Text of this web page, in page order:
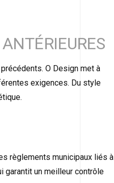
O Design met à
exigences. Du style
règlements municipaux liés à
garantit un meilleur contrôle